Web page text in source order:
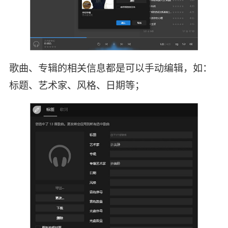
歌曲、专辑的相关信息都是可以手动编辑，如：
标题、艺术家、风格、日期等；